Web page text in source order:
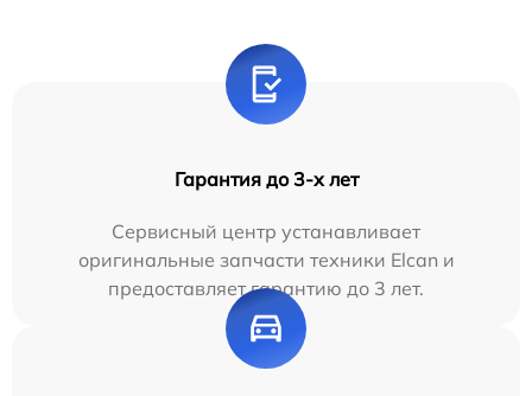
Гарантия до 3-х лет
Сервисный центр устанавливает
оригинальные запчасти техники Elcan и
предоставляет гарантию до 3 лет.